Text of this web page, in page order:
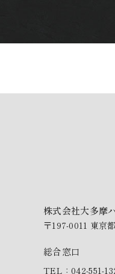
株式会社大多摩
〒197-0011 東京
総合窓口
TEL：042-551-